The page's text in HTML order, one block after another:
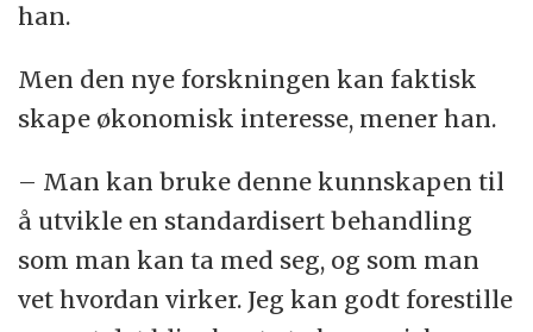
han.
Men den nye forskningen kan faktisk
skape økonomisk interesse, mener han.
– Man kan bruke denne kunnskapen til
å utvikle en standardisert behandling
som man kan ta med seg, og som man
vet hvordan virker. Jeg kan godt forestille